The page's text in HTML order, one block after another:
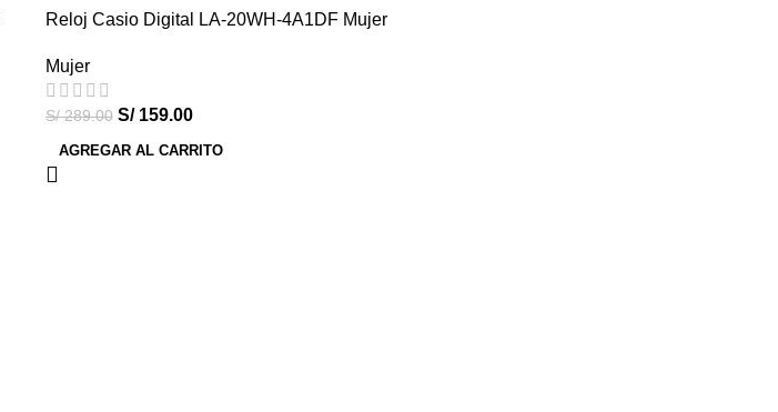
-45%
HOT
Reloj Casio Digital LA-20WH-4A1DF Mujer
Mujer
S/289.00 S/159.00
AGREGAR AL CARRITO